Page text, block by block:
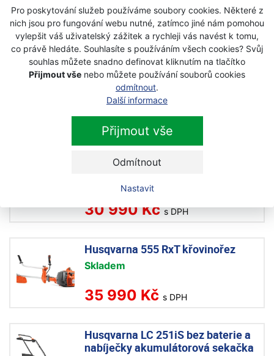
Pro poskytování služeb používáme soubory cookies. Některé z
nich jsou pro fungování webu nutné, zatímco jiné nám pomohou
vylepšit váš uživatelský zážitek a rychleji vás navést k tomu,
co právě hledáte. Souhlasíte s používáním všech cookies? Svůj
souhlas můžete snadno definovat kliknutím na tlačítko
Přijmout vše nebo můžete používání souborů cookies
odmítnout.
Další informace
Přijmout vše
Odmítnout
Nastavit
22 490 Kč s DPH
Husqvarna 535 RxT křovinořez
Skladem
Husqvarna 545 RxT AutoTune
křovinořez
30 990 Kč s DPH
Husqvarna 555 RxT křovinořez
Skladem
35 990 Kč s DPH
Husqvarna LC 251iS bez baterie a
nabíječky akumulátorová sekačka